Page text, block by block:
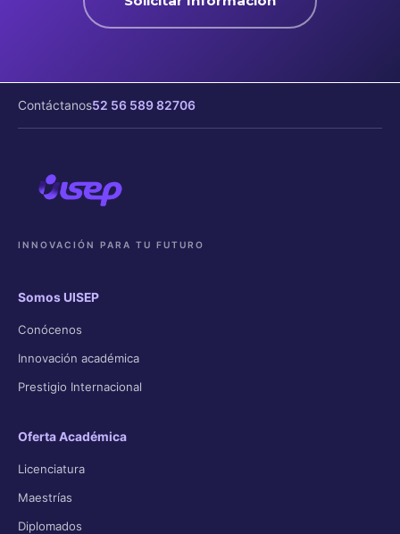
Contáctanos52 56 589 82706
INNOVACIÓN PARA TU FUTURO
Somos UISEP
Conócenos
Innovación académica
Prestigio Internacional
Oferta Académica
Licenciatura
Maestrías
Diplomados